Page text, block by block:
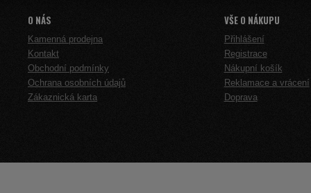
O NÁS
Kamenná prodejna
Kontakt
Obchodní podmínky
Ochrana osobních údajů
Zákaznická karta
VŠE O NÁKUPU
Přihlášení
Registrace
Nákupní košík
Reklamace a vrácení
Doprava